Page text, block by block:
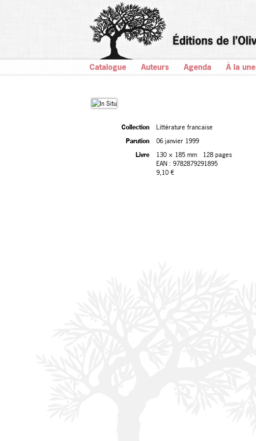
Catalogue Auteurs Agenda À la une
Collection
Littérature francaise
Parution
06 janvier 1999
Livre
130 × 185 mm
128 pages
EAN : 9782879291895
9,10 €